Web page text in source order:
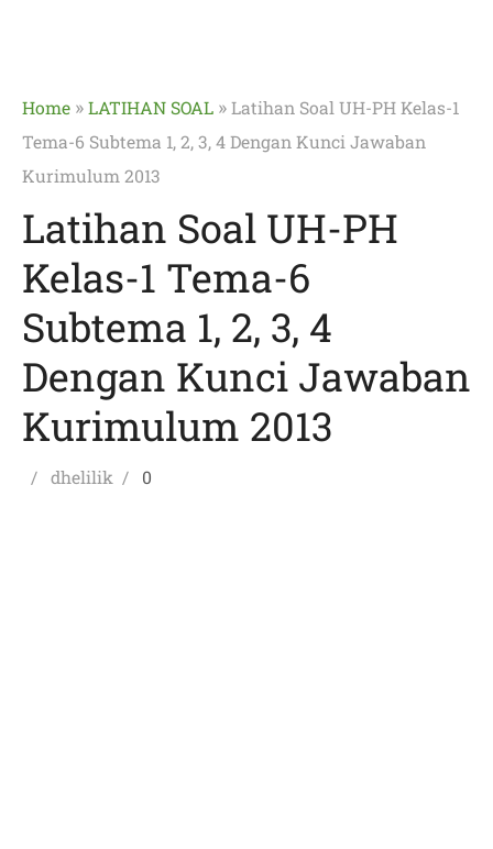
Home »LATIHAN SOAL »Latihan Soal UH-PH Kelas-1
Tema-6 Subtema 1, 2, 3, 4 Dengan Kunci Jawaban
Kurimulum 2013
Latihan Soal UH-PH
Kelas-1 Tema-6
Subtema 1, 2, 3, 4
Dengan Kunci Jawaban
Kurimulum 2013
Posted
Author
dhelilik 0